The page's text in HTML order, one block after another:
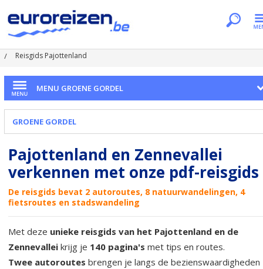
Reisgids Pajottenland
MENU GROENE GORDEL
GROENE GORDEL
Pajottenland en Zennevallei
verkennen met onze pdf-reisgids
De reisgids bevat 2 autoroutes, 8 natuurwandelingen, 4
fietsroutes en stadswandeling
Met deze unieke reisgids van het Pajottenland en de
Zennevallei krijg je 140 pagina's met tips en routes.
Twee autoroutes brengen je langs de bezienswaardigheden